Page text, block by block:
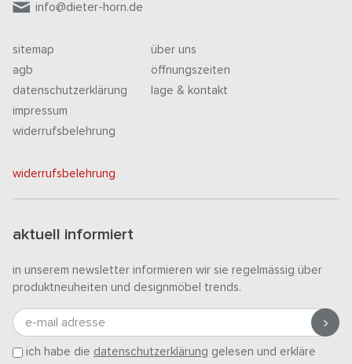
info@dieter-horn.de
sitemap
agb
datenschutzerklärung
impressum
widerrufsbelehrung
über uns
öffnungszeiten
lage & kontakt
widerrufsbelehrung
aktuell informiert
in unserem newsletter informieren wir sie regelmässig über
produktneuheiten und designmöbel trends.
e-mail adresse
ich habe die datenschutzerklärung gelesen und erkläre